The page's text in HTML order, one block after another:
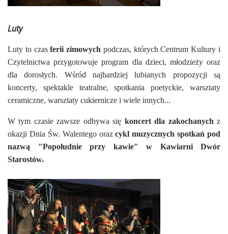
Luty
Luty to czasferii zimowych podczas, których Centrum Kultury i
Czytelnictwa przygotowuje program dla dzieci, młodzieży oraz
dla dorosłych. Wśród najbardziej lubianych propozycji są
koncerty, spektakle teatralne, spotkania poetyckie, warsztaty
ceramiczne, warsztaty cukiernicze i wiele innych...
W tym czasie zawsze odbywa się koncert dla zakochanychz
okazji Dnia Św. Walentego orazcykl muzycznych spotkań pod
nazwą "Popołudnie przy kawie" w Kawiarni Dwór
Starostów.